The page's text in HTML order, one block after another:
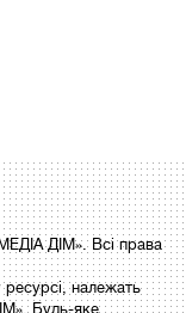
ДІМ». Всі права
ресурсі, належать
Будь-яке